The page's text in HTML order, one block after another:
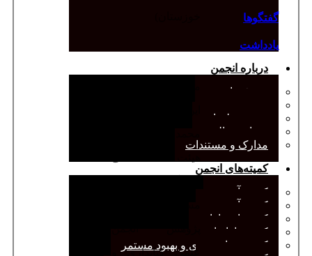
گفتگوها
یادداشت
درباره انجمن
معرفی انجمن
صورت‌جلسات
همیاری مالی
مدارک و مستندات
کمیته‌های انجمن
کمیته آرشیو
کمیته آموزش
کمیته انتشارات
کمیته بازاریابی
کمیته برنامه‌ریزی و بهبود مستمر
علمی کتابداری و